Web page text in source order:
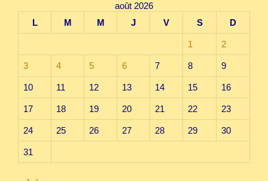
août 2026
L
M M J V S D
1 2
3 4 5 6 7 8 9
10 11 12 13 14 15 16
17 18 19 20 21 22 23
24 25 26 27 28 29 30
31